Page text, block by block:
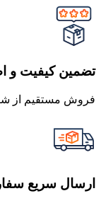
تضمین کیفیت و
فروش مستقیم از
ارسال سریع